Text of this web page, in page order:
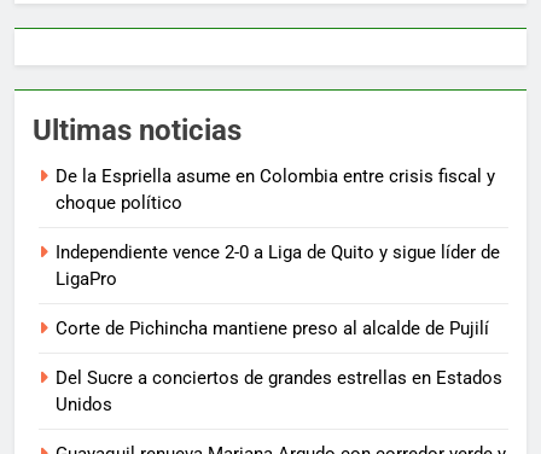
Ultimas noticias
De la Espriella asume en Colombia entre crisis fiscal y
choque político
Independiente vence 2-0 a Liga de Quito y sigue líder de
LigaPro
Corte de Pichincha mantiene preso al alcalde de Pujilí
Del Sucre a conciertos de grandes estrellas en Estados
Unidos